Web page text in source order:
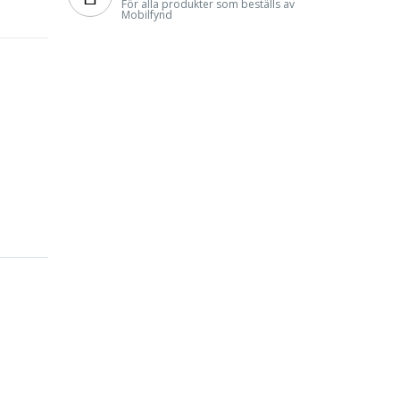
För alla produkter som beställs av
Mobilfynd